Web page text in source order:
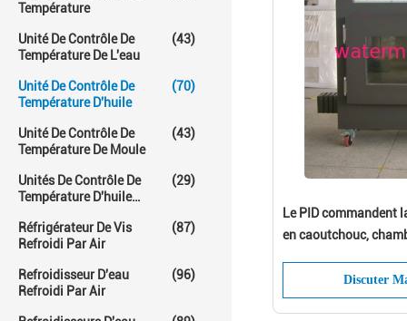
Température
Unité De Contrôle De
Température De L'eau
(43)
Unité De Contrôle De
Température D'huile
(70)
Unité De Contrôle De
Température De Moule
(43)
Unités De Contrôle De
Température D'huile
(29)
Réfrigérateur De Vis
Refroidi Par Air
(87)
Refroidisseur D'eau
Refroidi Par Air
(96)
Le PID commandent
en caoutchouc,
Discuter